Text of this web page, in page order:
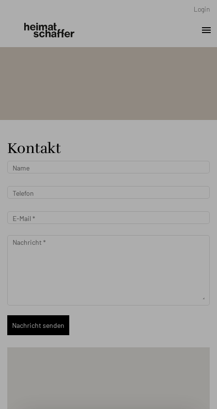
Login
menu
Kontakt
Name
Telefon
E-Mail *
Nachricht*
Nachricht senden